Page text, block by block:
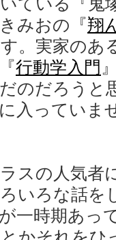
ている『鬼
みおの『翔
。実家のあ
行動学入門
のだろうと
入っていま
スの人気者
いろな話を
一時期あっ